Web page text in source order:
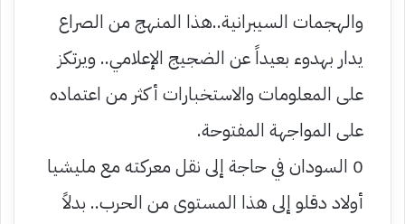
والهجمات السيبرانية..هذا المنهج من الصراع
يدار بهدوء بعيداً عن الضجيج الإعلامي.. ويرتكز
على المعلومات والاستخبارات أكثر من اعتماده
على المواجهة المفتوحة.
0 السودان في حاجة إلى نقل معركته مع مليشيا
أولاد دقلو إلى هذا المستوى من الحرب.. بدلاً